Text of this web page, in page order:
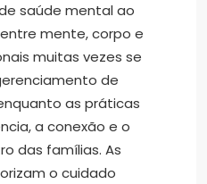
saúde mental ao
mente, corpo e
muitas vezes se
de
as práticas
a conexão e o
das famílias. As
o cuidado